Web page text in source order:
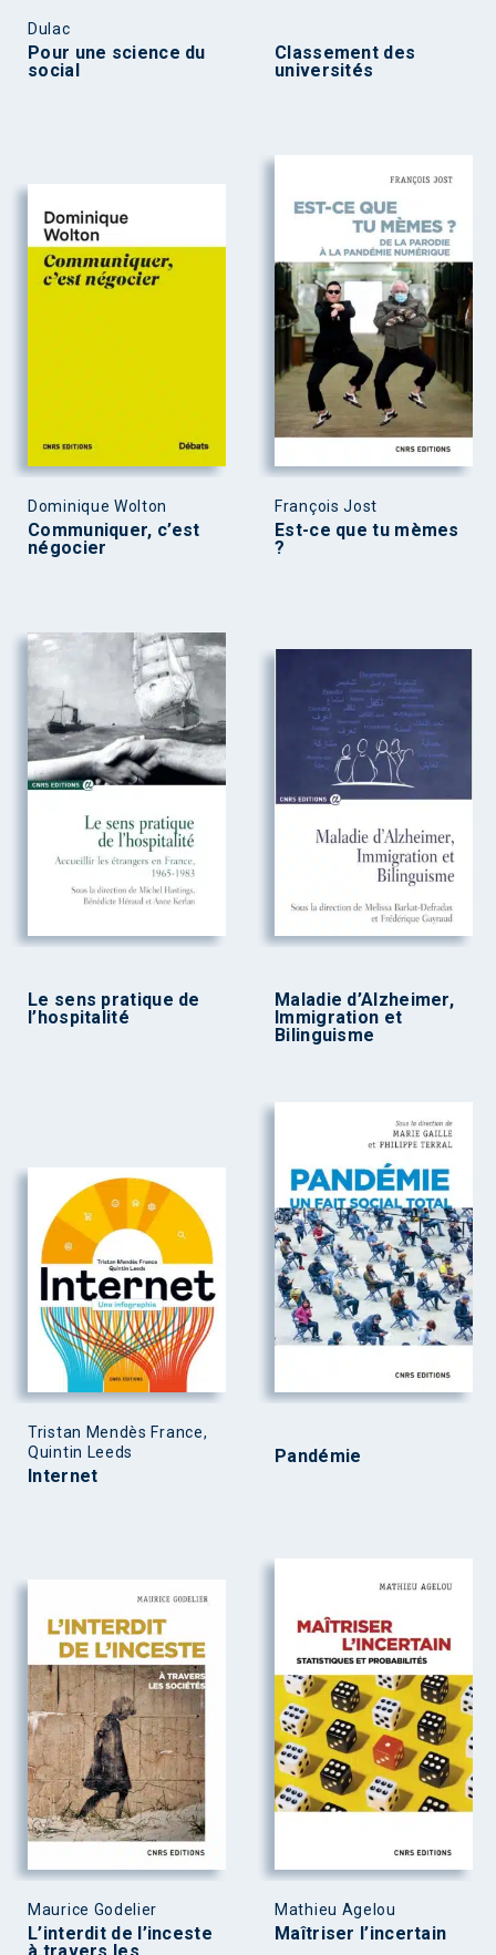
Dulac
Pour une science du
social
Classement des
universités
Dominique Wolton
Communiquer, c’est
négocier
François Jost
Est-ce que tu mèmes
?
Le sens pratique de
l’hospitalité
Maladie d’Alzheimer,
Immigration et
Bilinguisme
Tristan Mendès France,
Quintin Leeds
Internet
Pandémie
Maurice Godelier
L’interdit de l’inceste
Mathieu Agelou
Maîtriser l’incertain